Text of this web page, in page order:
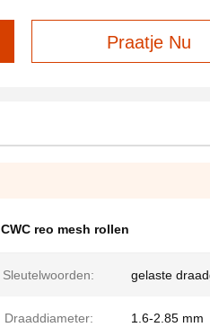
Praatje Nu
CWC reo mesh rollen
Sleutelwoorden: gelaste
Draaddiameter: 1.6-2.85 mm